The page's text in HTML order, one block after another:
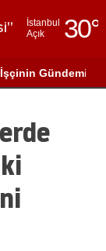
İstanbul
Açık
30°
Adıyaman
Ağrı
İşçinin Gündemi